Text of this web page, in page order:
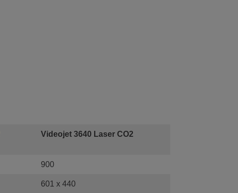
Videojet 3640 Laser CO2
900
601 x 440